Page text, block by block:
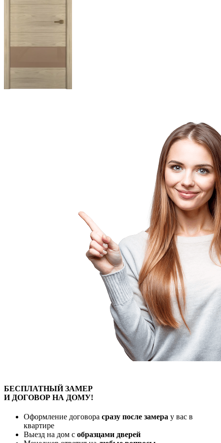
БЕСПЛАТНЫЙЗАМЕР
И ДОГОВОР НА ДОМУ!
Оформление договора сразу после замера у вас в
квартире
Выезд на дом с образцами дверей